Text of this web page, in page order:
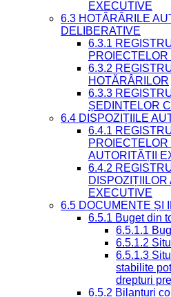
EXECUTIVE
6.3 HOTĂRÂRILE
DELIBERATIVE
6.3.1
PROIECTELOR
6.3.2
HOTĂRÂRILOR
6.3.3
ȘEDINȚELOR
6.4 DISPOZIȚIILE
6.4.1
AUTORITĂȚII
6.4.2
DISPOZIȚIILOR
EXECUTIVE
6.5 DOCUMENTE ȘI
6.5.1 Buget din
6.5.1.1
6.5.1.2
6.5.1.3
stabilite
drepturi
6.5.2 Bilanturi